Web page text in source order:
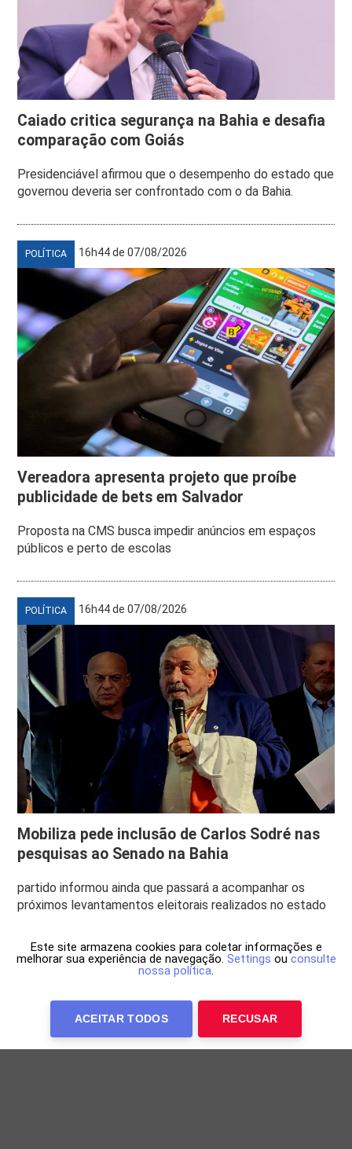
Caiado critica segurança na Bahia e desafia
comparação com Goiás
Presidenciável afirmou que o desempenho do estado que
governou deveria ser confrontado com o da Bahia.
POLÍTICA 16h44 de 07/08/2026
Vereadora apresenta projeto que proíbe
publicidade de bets em Salvador
Proposta na CMS busca impedir anúncios em espaços
públicos e perto de escolas
POLÍTICA 16h44 de 07/08/2026
Mobiliza pede inclusão de Carlos Sodré nas
pesquisas ao Senado na Bahia
partido informou ainda que passará a acompanhar os
próximos levantamentos eleitorais realizados no estado
Este site armazena cookies para coletar informações e
melhorar sua experiência de navegação. Settings ou consulte
nossa política.
ACEITAR TODOS RECUSAR